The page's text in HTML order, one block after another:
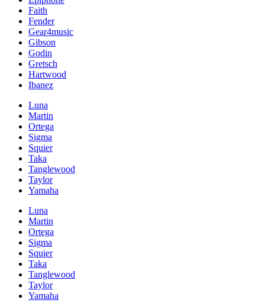
Faith
Fender
Gear4music
Gibson
Godin
Gretsch
Hartwood
Ibanez
Luna
Martin
Ortega
Sigma
Squier
Taka
Tanglewood
Taylor
Yamaha
Luna
Martin
Ortega
Sigma
Squier
Taka
Tanglewood
Taylor
Yamaha